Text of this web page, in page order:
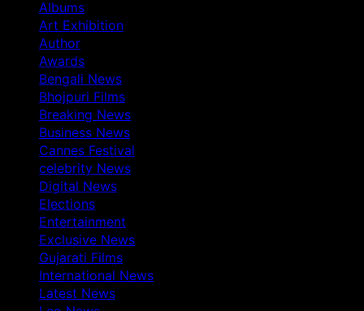
Albums
Art Exhibition
Author
Awards
Bengali News
Bhojpuri Films
Breaking News
Business News
Cannes Festival
celebrity News
Digital News
Elections
Entertainment
Exclusive News
Gujarati Films
International News
Latest News